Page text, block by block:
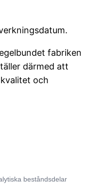
fabriken
därmed att
och
beståndsdelar